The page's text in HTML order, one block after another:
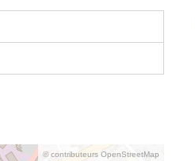
© contributeurs OpenStreetMap